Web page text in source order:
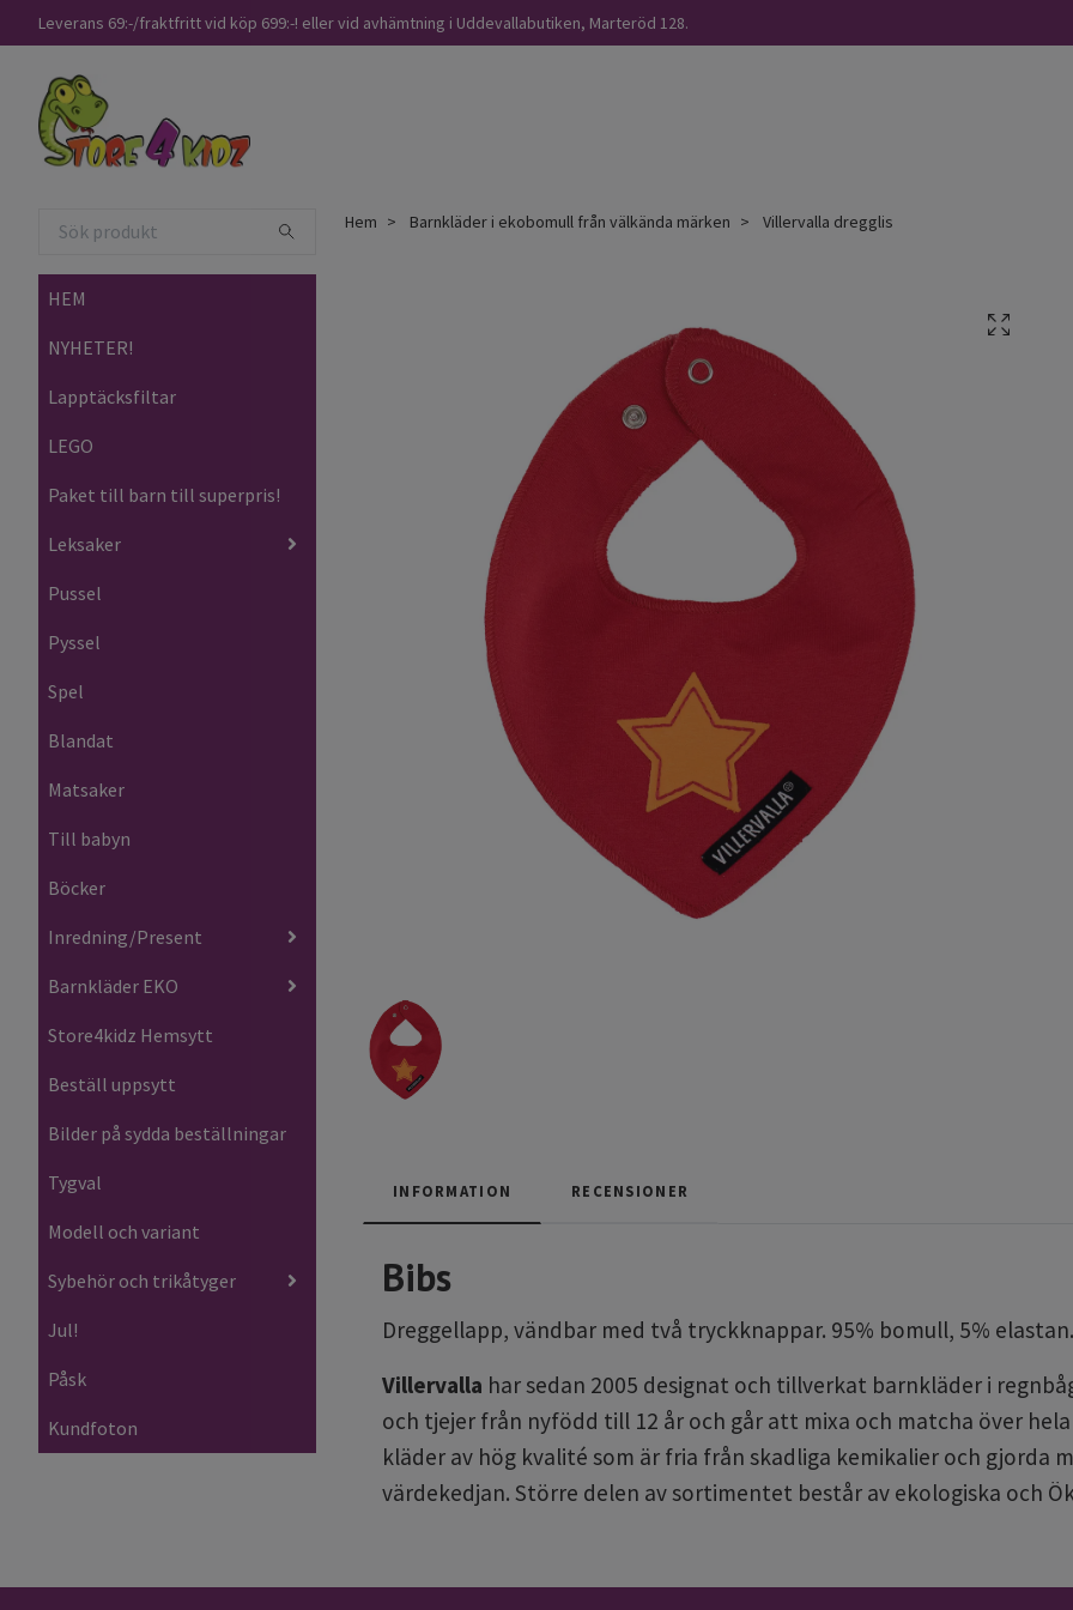
Leverans 69:-/fraktfritt vid köp 699:-! eller vid avhämtning i Uddevallabutiken, Marteröd 128.
HEM
NYHETER!
Lapptäcksfiltar
LEGO
Paket till barn till superpris!
Leksaker
Pussel
Pyssel
Spel
Blandat
Matsaker
Till babyn
Böcker
Inredning/Present
Barnkläder EKO
Store4kidz Hemsytt
Beställ uppsytt
Bilder på sydda beställningar
Tygval
Modell och variant
Sybehör och trikåtyger
Jul!
Påsk
Kundfoton
Hem Barnkläder i ekobomull från välkända märken Villervalla dregglis
INFORMATION RECENSIONER
Bibs
Dreggellapp, vändbar med två tryckknappar. 95% bomull, 5% elastan.
Villervalla har sedan 2005 designat och tillverkat barnkläder i
och tjejer från nyfödd till 12 år och går att mixa och matcha över
kläder av hög kvalité som är fria från skadliga kemikalier och gjorda
värdekedjan. Större delen av sortimentet består av ekologiska och